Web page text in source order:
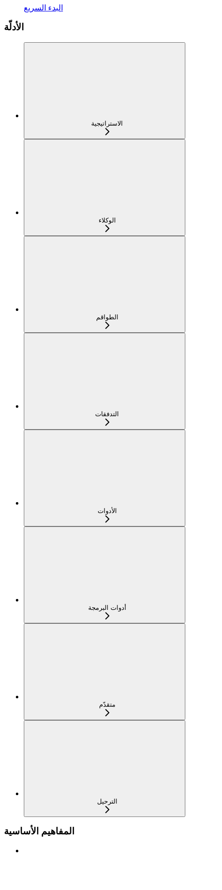
البدء السريع
الأدلّة
الاستراتيجية
الوكلاء
الطواقم
التدفقات
الأدوات
أدوات البرمجة
متقدّم
الترحيل
المفاهيم الأساسية